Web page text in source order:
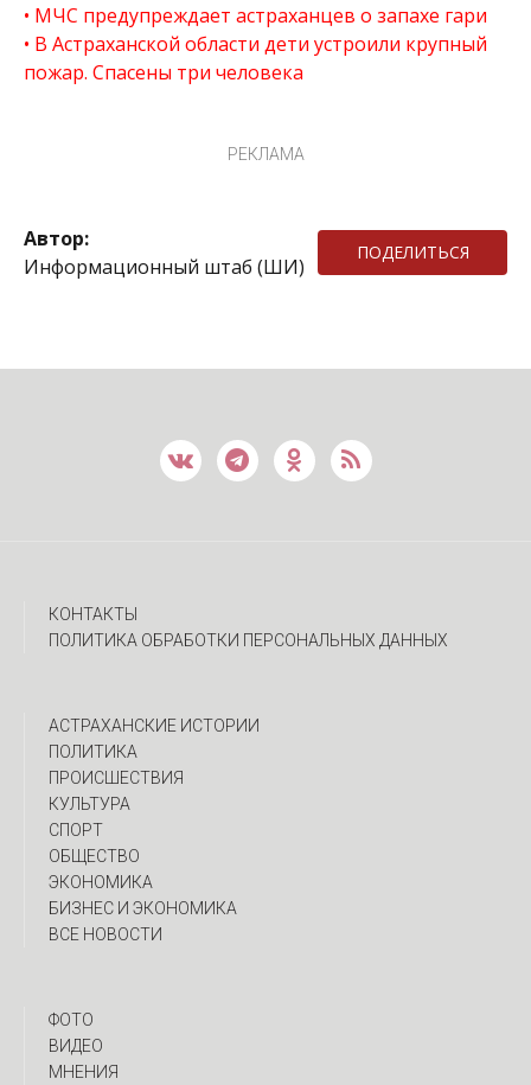
МЧС предупреждает астраханцев о запахе гари
В Астраханской области дети устроили крупный
пожар. Спасены три человека
РЕКЛАМА
Автор:
Информационный штаб (ШИ)
ПОДЕЛИТЬСЯ
КОНТАКТЫ
ПОЛИТИКА ОБРАБОТКИ ПЕРСОНАЛЬНЫХ ДАННЫХ
АСТРАХАНСКИЕ ИСТОРИИ
ПОЛИТИКА
ПРОИСШЕСТВИЯ
КУЛЬТУРА
СПОРТ
ОБЩЕСТВО
ЭКОНОМИКА
БИЗНЕС И ЭКОНОМИКА
ВСЕ НОВОСТИ
ФОТО
ВИДЕО
МНЕНИЯ